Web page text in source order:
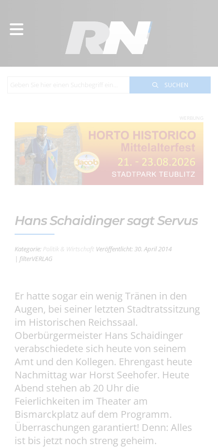
SUCHEN
WERBUNG
Hans Schaidinger sagt Servus
Kategorie: Politik & Wirtschaft Veröffentlicht: 30. April 2014
| filterVERLAG
Er hatte sogar ein wenig Tränen in den
Augen, bei seiner letzten Stadtratssitzung
im Historischen Reichssaal.
Oberbürgermeister Hans Schaidinger
verabschiedete sich heute von seinem
Amt und den Kollegen. Ehrengast heute
Nachmittag war Horst Seehofer. Heute
Abend stehen ab 20 Uhr die
Feierlichkeiten im Theater am
Bismarckplatz auf dem Programm.
Überraschungen garantiert! Denn: Alles
ist bis jetzt noch streng geheim.